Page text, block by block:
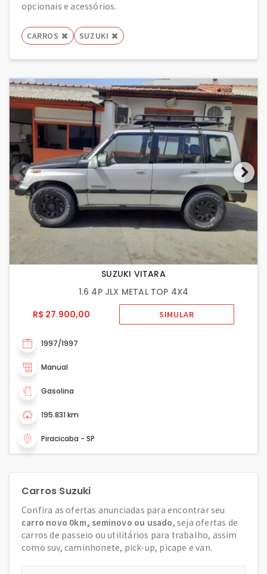
opcionais e acessórios.
CARROS SUZUKI
SUZUKI VITARA
1.6 4P JLX METAL TOP 4X4
R$ 27.900,00
SIMULAR
1997/1997
Manual
Gasolina
195.831 km
Piracicaba - SP
Carros Suzuki
Confira as ofertas anunciadas para encontrar seu
carro novo 0km, seminovo ou usado, seja ofertas de
carros de passeio ou utilitários para trabalho, assim
como suv, caminhonete, pick-up, picape e van.